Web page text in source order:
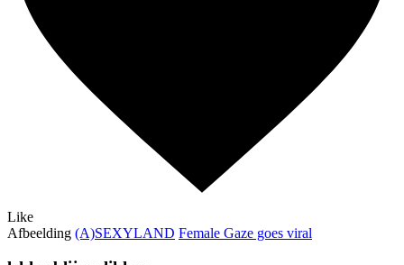
Like
Afbeelding (A)SEXYLAND Female Gaze goes viral